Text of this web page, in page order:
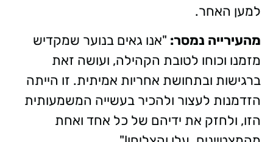
למען האחר.
מהעירייה נמסר: "אנו גאים בנוער שמקדיש
מזמנו וכוחו לטובת הקהילה, ועושה זאת
ברגישות ובתחושת אחריות אמיתית. זו הייתה
הזדמנות לעצור ולהכיר בעשייה המשמעותית
הזו, ולחזק את ידיהם של כל אחד ואחת